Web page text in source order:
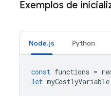
Exemplos de
Node.js Python
const functions =
let myCostlyVariable